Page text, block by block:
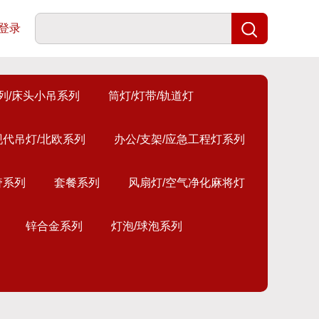
录
/床头小吊系列 筒灯/灯带/轨道灯
代吊灯/北欧系列 办公/支架/应急工程灯系列
列 套餐系列 风扇灯/空气净化麻将灯
锌合金系列 灯泡/球泡系列